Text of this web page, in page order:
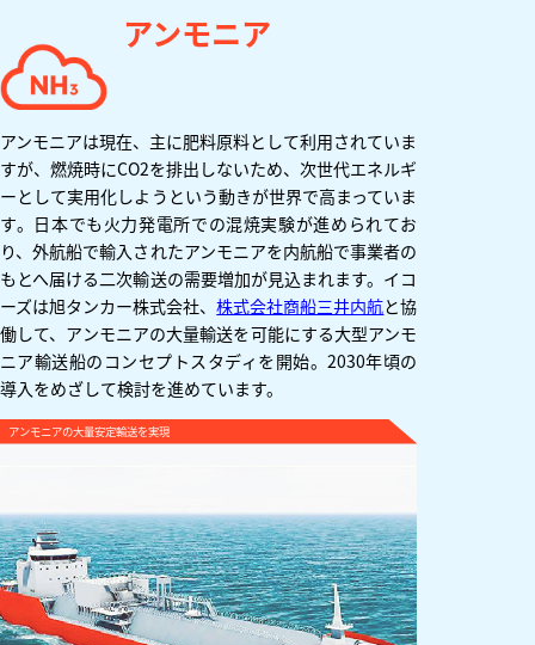
アンモニア
アンモニアは現在、主に肥料原料として利用されていま
すが、燃焼時にCO2を排出しないため、次世代エネルギ
ーとして実用化しようという動きが世界で高まっていま
す。日本でも火力発電所での混焼実験が進められてお
り、外航船で輸入されたアンモニアを内航船で事業者の
もとへ届ける二次輸送の需要増加が見込まれます。イコ
ーズは旭タンカー株式会社、株式会社商船三井内航と協
働して、アンモニアの大量輸送を可能にする大型アンモ
ニア輸送船のコンセプトスタディを開始。2030年頃の
導入をめざして検討を進めています。
アンモニアの大量安定輸送を実現